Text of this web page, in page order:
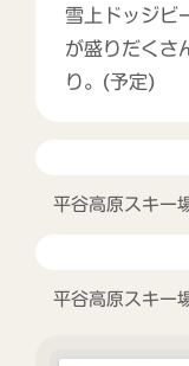
雪上ドッジビ
が盛りだくさ
り。(予定)
平谷高原スキー
平谷高原スキー